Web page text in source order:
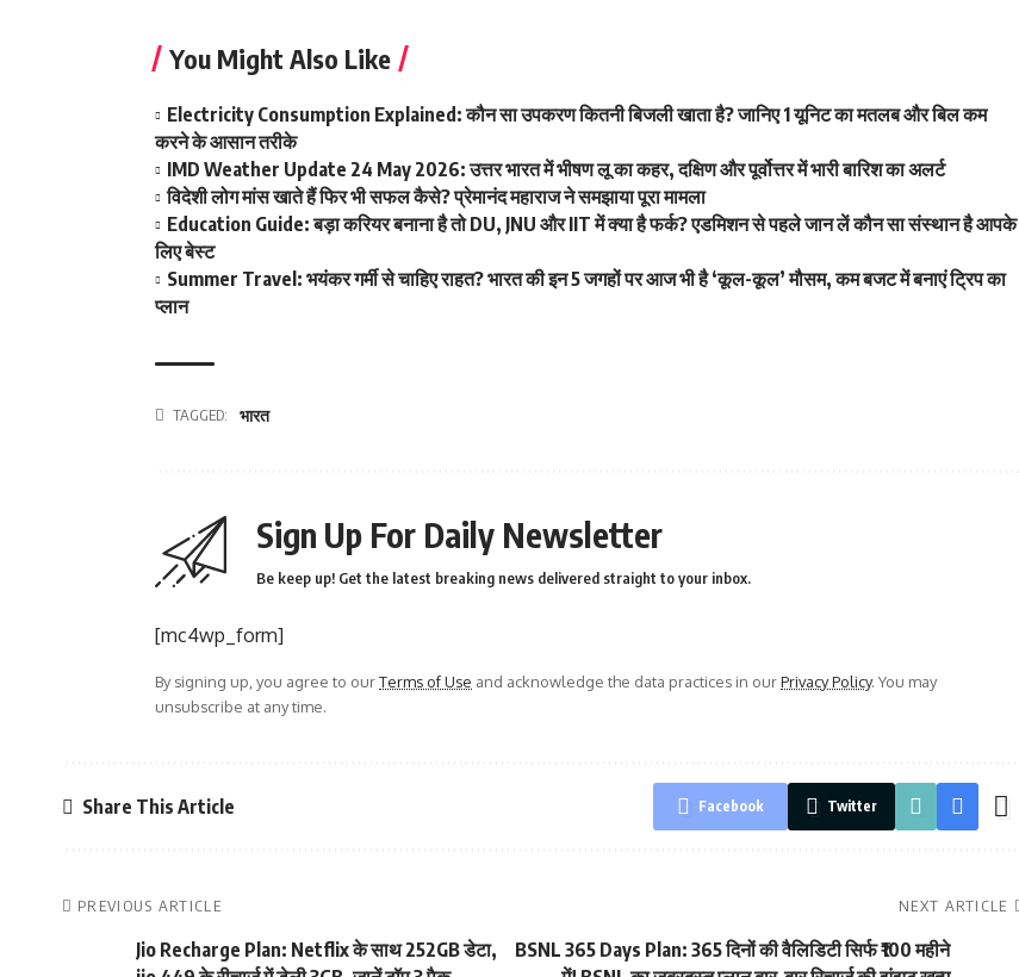
You Might Also Like
Electricity Consumption Explained: कौन सा उपकरण कितनी बिजली खाता है? जानिए 1 यूनिट का मतलब और बिल कम
करने के आसान तरीके
IMD Weather Update 24 May 2026: उत्तर भारत में भीषण लू का कहर, दक्षिण और पूर्वोत्तर में भारी बारिश का अलर्ट
विदेशी लोग मांस खाते हैं फिर भी सफल कैसे? प्रेमानंद महाराज ने समझाया पूरा मामला
Education Guide: बड़ा करियर बनाना है तो DU, JNU और IIT में क्या है फर्क? एडमिशन से पहले जान लें कौन सा संस्थान है आपके
लिए बेस्ट
Summer Travel: भयंकर गर्मी से चाहिए राहत? भारत की इन 5 जगहों पर आज भी है ‘कूल-कूल’ मौसम, कम बजट में बनाएं ट्रिप का
प्लान
TAGGED: भारत
Sign Up For Daily Newsletter
Be keep up! Get the latest breaking news delivered straight to your inbox.
[mc4wp_form]
By signing up, you agree to ourTerms of Use and acknowledge the data practices in ourPrivacy Policy. You may
unsubscribe at any time.
Share This Article Facebook Twitter
PREVIOUS ARTICLE
Jio Recharge Plan: Netflix के साथ 252GB डेटा,
NEXT ARTICLE
BSNL 365 Days Plan: 365 दिनों की वैलिडिटी सिर्फ ₹100 महीने